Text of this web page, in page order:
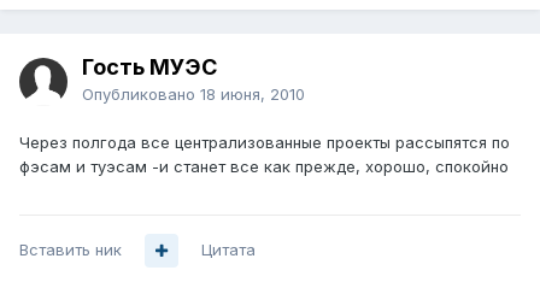
Гость МУЭС
Опубликовано 18 июня, 2010
Через полгода все централизованные проекты рассыпятся по
фэсам и туэсам -и станет все как прежде, хорошо, спокойно
Вставить ник Цитата